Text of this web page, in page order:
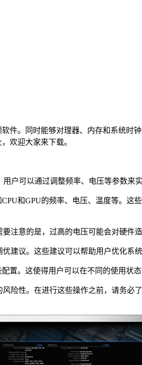
件。同时能够对理器、内存和系统
欢迎大家来下载。
户可以通过调整频率、电压等参数来
和GPU的频率、电压、温度等。这
注意的是，过高的电压可能会对硬件
建议。这些建议可以帮助用户优化系
。这使得用户可以在不同的使用状
险性。在进行这些操作之前，请务必